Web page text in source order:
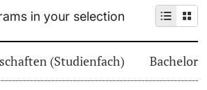
PhD Candidates
& Get a Taste
in your selection
(Studienfach) Bachelor